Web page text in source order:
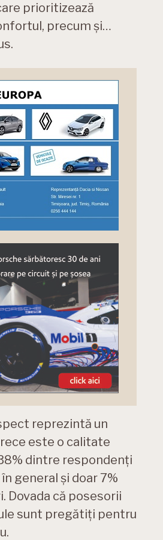
prioritizează
precum și…
reprezintă un
este o calitate
dintre respondenți
general și doar 7%
Dovada că posesorii
sunt pregătiți pentru